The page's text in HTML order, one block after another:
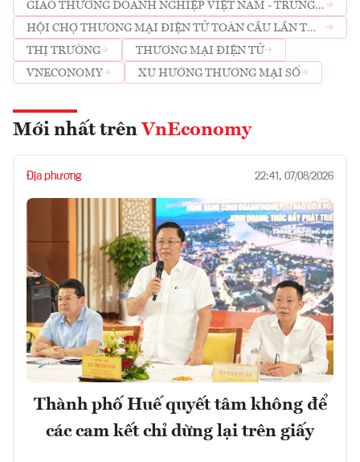
GIAO THƯƠNG DOANH NGHIỆP VIỆT NAM - TRUNG
QUỐC
HỘI CHỢ THƯƠNG MẠI ĐIỆN TỬ TOÀN CẦU LẦN THỨ
3
THỊ TRƯỜNG
THƯƠNG MẠI ĐIỆN TỬ
VNECONOMY
XU HƯỚNG THƯƠNG MẠI SỐ
Mới nhất trên VnEconomy
Địa phương 22:41, 07/08/2026
Thành phố Huế quyết tâm không để
các cam kết chỉ dừng lại trên giấy